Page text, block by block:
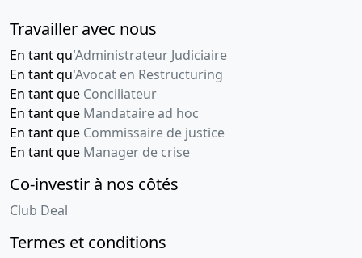
Travailler avec nous
En tant qu'Administrateur Judiciaire
En tant qu'Avocat en Restructuring
En tant que Conciliateur
En tant que Mandataire ad hoc
En tant que Commissaire de justice
En tant que Manager de crise
Co-investir à nos côtés
Club Deal
Termes et conditions